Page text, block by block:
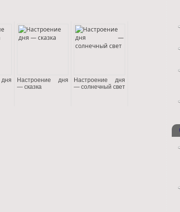
Настроение дня
— сказка
Настроение дня
— солнечный свет